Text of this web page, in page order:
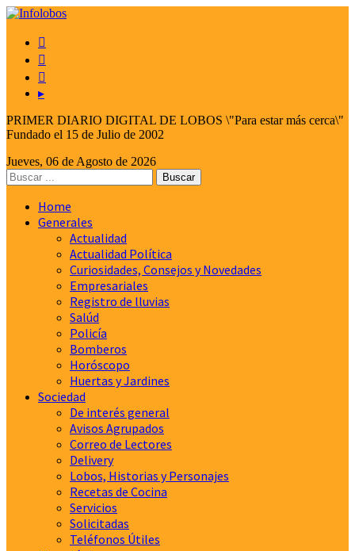



▸
PRIMER DIARIO DIGITAL DE LOBOS \"Para estar más cerca\"
Fundado el 15 de Julio de 2002
Jueves, 06 de Agosto de 2026
Home
Generales
Actualidad
Actualidad Política
Curiosidades, Consejos y Novedades
Empresariales
Registro de lluvias
Salúd
Policía
Bomberos
Horóscopo
Huertas y Jardines
Sociedad
De interés general
Avisos Agrupados
Correo de Lectores
Delivery
Lobos, Historias y Personajes
Recetas de Cocina
Servicios
Solicitadas
Teléfonos Útiles